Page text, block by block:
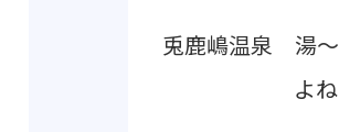
兎鹿嶋温泉 湯～
よね